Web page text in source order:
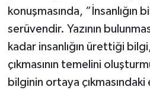
konuşmasında, “İnsanlığın
serüvendir. Yazının
kadar insanlığın ürettiği
çıkmasının temelini
bilginin ortaya